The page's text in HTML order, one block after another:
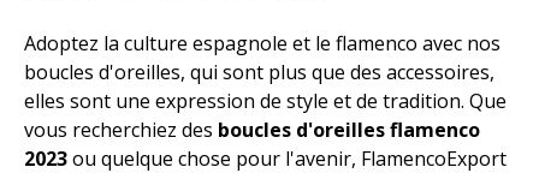
Adoptez la culture espagnole et le flamenco avec nos
boucles d'oreilles, qui sont plus que des accessoires,
elles sont une expression de style et de tradition. Que
vous recherchiez des boucles d'oreilles flamenco
2023ou quelque chose pour l'avenir, FlamencoExport